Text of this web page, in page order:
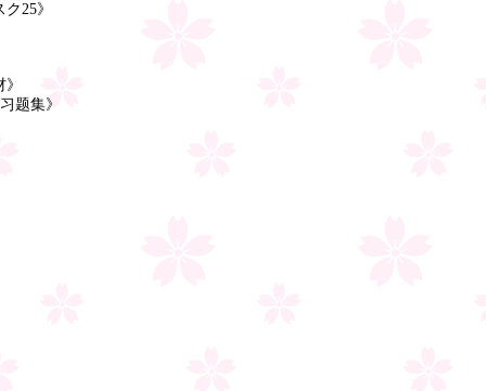
25》
题集》